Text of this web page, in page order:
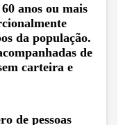
anos ou mais
da população.
de
carteira e
de pessoas